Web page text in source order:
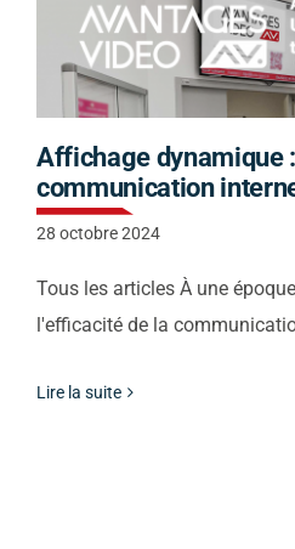
Affichage dynamique
communication
28 octobre 2024
Tous les articles À une
l'efficacité de la
Lire la suite